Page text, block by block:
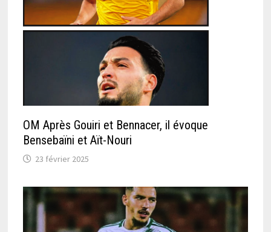
OM Après Gouiri et Bennacer, il évoque
Bensebaïni et Aït-Nouri
23 février 2025